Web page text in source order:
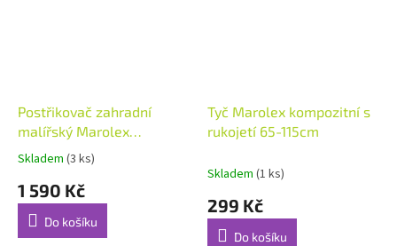
Postřikovač zahradní
malířský Marolex
Profession Plus, 12l
Průměrné
produktu
5,0
Skladem (3 ks)
1 590 Kč
Do košíku
Tyč Marolex kompozitní s
rukojetí 65-115cm
Skladem (1 ks)
299 Kč
Do košíku